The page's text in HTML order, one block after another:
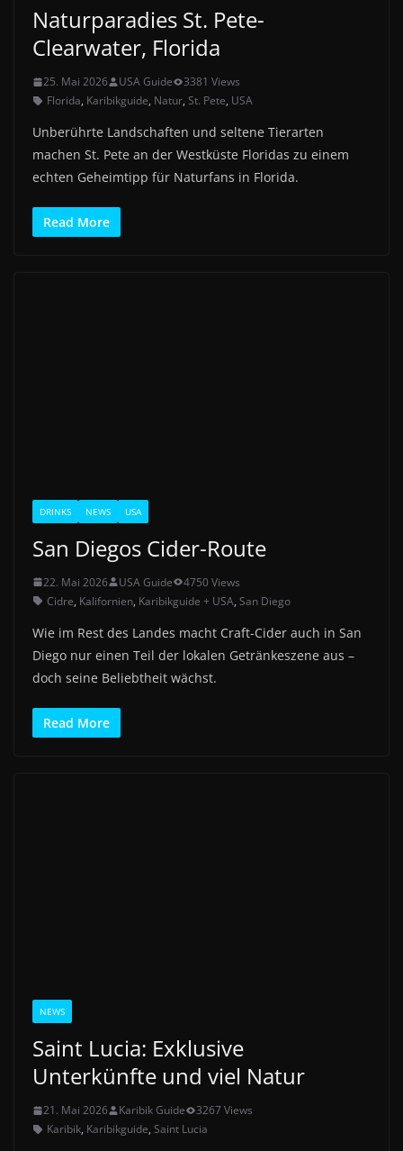
Naturparadies St. Pete-
Clearwater, Florida
25. Mai 2026 USA Guide
3381 Views
Florida, Karibikguide, Natur, St. Pete, USA
Unberührte Landschaften und seltene Tierarten
machen St. Pete an der Westküste Floridas zu einem
echten Geheimtipp für Naturfans in Florida.
Read More
DRINKS NEWS USA
San Diegos Cider-Route
22. Mai 2026 USA Guide
4750 Views
Cidre, Kalifornien, Karibikguide + USA, San Diego
Wie im Rest des Landes macht Craft-Cider auch in San
Diego nur einen Teil der lokalen Getränkeszene aus –
doch seine Beliebtheit wächst.
Read More
NEWS
Saint Lucia: Exklusive
Unterkünfte und viel Natur
21. Mai 2026 Karibik Guide
3267 Views
Karibik, Karibikguide, Saint Lucia